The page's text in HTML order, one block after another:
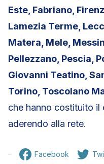
Este, Fabriano,
Lamezia Terme,
Matera, Mele,
Pellezzano, Pescia,
Giovanni Teatino,
Torino, Toscolano
che hanno costituito
aderendo alla rete.
Facebook